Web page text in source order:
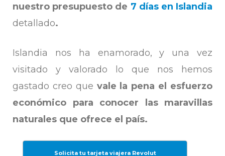
nuestro presupuesto de 7 días en Islandia
detallado.
Islandia nos ha enamorado, y una vez
visitado y valorado lo que nos hemos
gastado creo que vale la pena el esfuerzo
económico para conocer las maravillas
naturales que ofrece el país.
Solicita tu tarjeta viajera Revolut